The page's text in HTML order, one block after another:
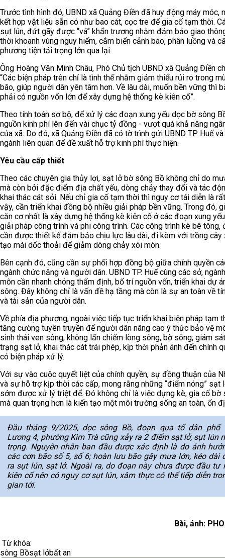
Trước tình hình đó, UBND xã Quảng Điền đã huy động máy móc,
kết hợp vật liệu sẵn có như bao cát, cọc tre để gia cố tạm thời.
sụt lún, đứt gãy được “vá” khẩn trương nhằm đảm bảo giao
thời khoanh vùng nguy hiểm, cắm biển cảnh báo, phân luồng và
phương tiện tải trọng lớn qua lại.
Ông Hoàng Văn Minh Châu, Phó Chủ tịch UBND xã Quảng Điền
“Các biện pháp trên chỉ là tình thế nhằm giảm thiểu rủi ro trong
bão, giúp người dân yên tâm hơn. Về lâu dài, muốn bền vững thì
phải có nguồn vốn lớn để xây dựng hệ thống kè kiên cố”.
Theo tính toán sơ bộ, để xử lý các đoạn xung yếu dọc bờ sông
nguồn kinh phí lên đến vài chục tỷ đồng - vượt quá khả năng
của xã. Do đó, xã Quảng Điền đã có tờ trình gửi UBND TP. Huế
ngành liên quan để đề xuất hỗ trợ kinh phí thực hiện.
Yêu cầu cấp thiết
Theo các chuyên gia thủy lợi, sạt lở bờ sông Bồ không chỉ do
mà còn bởi đặc điểm địa chất yếu, dòng chảy thay đổi và tác
khai thác cát sỏi. Nếu chỉ gia cố tạm thời thì nguy cơ tái diễn là
vậy, cần triển khai đồng bộ nhiều giải pháp bền vững. Trong đó,
căn cơ nhất là xây dựng hệ thống kè kiên cố ở các đoạn xung
giải pháp công trình và phi công trình. Các công trình kè bê tông,
cần được thiết kế đảm bảo chịu lực lâu dài, đi kèm với trồng cây
tạo mái dốc thoải để giảm dòng chảy xói mòn.
Bên cạnh đó, cũng cần sự phối hợp đồng bộ giữa chính quyền
ngành chức năng và người dân. UBND TP. Huế cùng các sở,
môn cần nhanh chóng thẩm định, bố trí nguồn vốn, triển khai dự
sông. Đây không chỉ là vấn đề hạ tầng mà còn là sự an toàn về
và tài sản của người dân.
Về phía địa phương, ngoài việc tiếp tục triển khai biện pháp tạm
tăng cường tuyên truyền để người dân nâng cao ý thức bảo vệ
sinh thái ven sông, không lấn chiếm lòng sông, bờ sông; giám
trạng sạt lở, khai thác cát trái phép, kịp thời phản ánh đến chính
có biện pháp xử lý.
Với sự vào cuộc quyết liệt của chính quyền, sự đồng thuận của
và sự hỗ trợ kịp thời các cấp, mong rằng những “điểm nóng” sạt
sớm được xử lý triệt để. Đó không chỉ là việc dựng kè, gia cố bờ
mà quan trọng hơn là kiến tạo một môi trường sống an toàn, ổn
Đầu tháng 9/2025, dọc sông Bồ, đoạn qua tổ dân phố
Lương 4, phường Kim Trà cũng xảy ra 2 điểm sạt lở, sụt lún
trọng. Nguyên nhân ban đầu được xác định là do ảnh
các cơn bão số 5, số 6; hoàn lưu bão gây mưa lớn, kéo dài
ra sụt lún, sạt lở. Ngoài ra, do đoạn này chưa được đầu tư
kiên cố nên có nguy cơ sụt lún, xâm thực có thể tiếp diễn
gian tới.
Bài, ảnh:
Từ khóa:
sông Bồsạt lởbất an